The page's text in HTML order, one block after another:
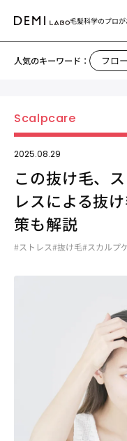
毛髪科学のプロ
人気のキーワード： フロ
2025.08.29
この抜け毛、
レスによる抜
策も解説
#ストレス#抜け毛#スカルプ